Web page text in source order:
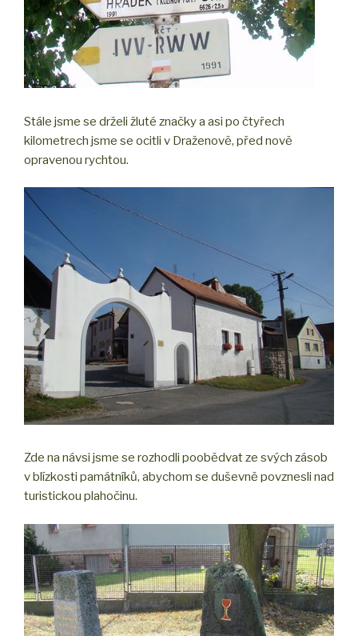
Stále jsme se drželi žluté značky a asi po čtyřech
kilometrech jsme se ocitli v Draženově, před nově
opravenou rychtou.
Zde na návsi jsme se rozhodli poobědvat ze svých zásob
v blízkosti památníků, abychom se duševně povznesli nad
turistickou plahočinu.